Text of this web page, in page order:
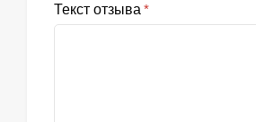
Текст отзыва